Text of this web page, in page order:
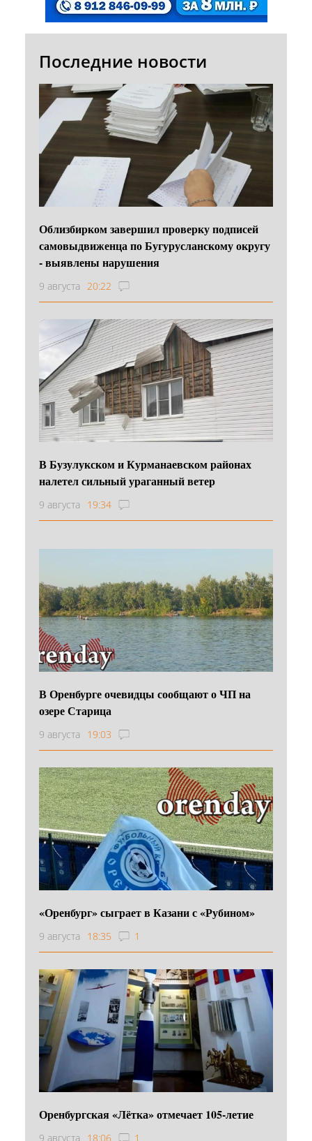
Последние новости
Облизбирком завершил проверку подписей
самовыдвиженца по Бугурусланскому округу
- выявлены нарушения
9 августа 20:22
В Бузулукском и Курманаевском районах
налетел сильный ураганный ветер
9 августа 19:34
В Оренбурге очевидцы сообщают о ЧП на
озере Старица
9 августа 19:03
«Оренбург» сыграет в Казани с «Рубином»
9 августа 18:35 1
Оренбургская «Лётка» отмечает 105-летие
9 августа 18:06 1